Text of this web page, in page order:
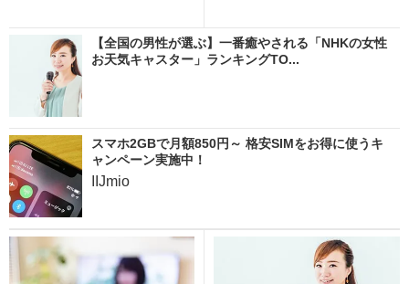
【全国の男性が選ぶ】一番癒やされる「NHKの女性
お天気キャスター」ランキングTO...
スマホ2GBで月額850円～ 格安SIMをお得に使うキ
ャンペーン実施中！
IIJmio